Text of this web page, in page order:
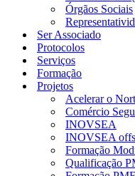
Órgãos Sociais
Ser Associado
Protocolos
Serviços
Formação
Projetos
Acelerar o
Comércio
INOVSEA
INOVSEA
Formação
Qualificação